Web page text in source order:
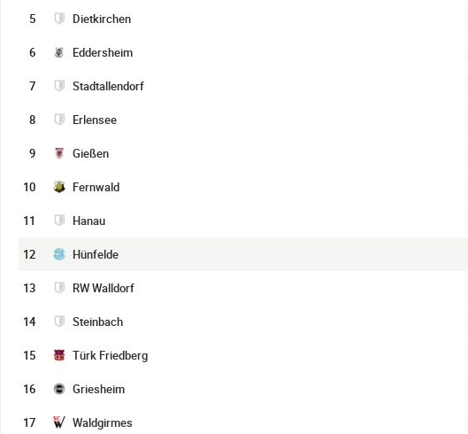
5 Dietkirchen
6 Eddersheim
7 Stadtallendorf
8 Erlensee
9 Gießen
10 Fernwald
11 Hanau
12 Hünfelde
13 RW Walldorf
14 Steinbach
15 Türk Friedberg
16 Griesheim
17 Waldgirmes